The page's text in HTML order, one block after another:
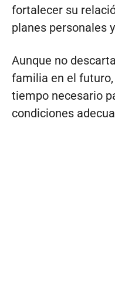
fortalecer su
planes personales
Aunque no
familia en el
tiempo necesario
condiciones